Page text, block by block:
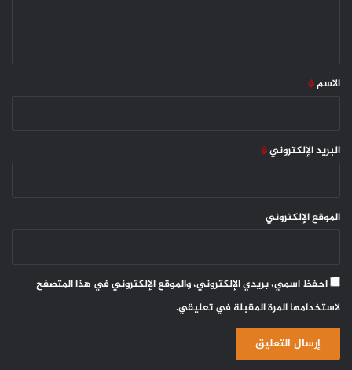
*
الاسم*
البريد الإلكتروني*
الموقع الإلكتروني
احفظ اسمي، بريدي الإلكتروني، والموقع الإلكتروني في هذا المتصفح
لاستخدامها المرة المقبلة في تعليقي.